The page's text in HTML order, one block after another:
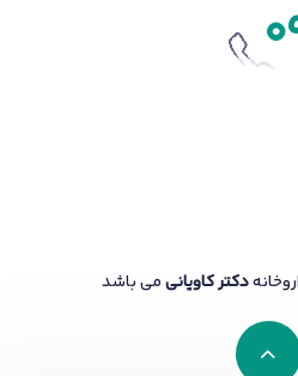
دکتر کاویانیمی باشد